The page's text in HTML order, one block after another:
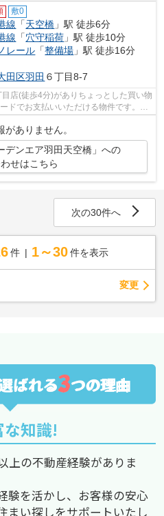
敷0
線 「天空橋 」駅 徒歩6分
線 「穴守稲荷 」駅 徒歩10分
レール 「整備場 」駅 徒歩16分
田区羽田 ６丁目8-7
店(徒歩4分)がありちょっとした買い物
ドでお支払いいただける物件です。こ
がありません。
デンエア羽田天空橋」への
せはこちら
次の30件へ
件 1～30 件を表示
変更
ばれる3つの理由
知識!
上の不動産経験がありま
験を活かし、お客様の安心
まい探しをサポートいたし